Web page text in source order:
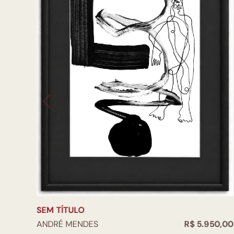
SEM TÍTULO
ANDRÉ MENDES
R$ 5.950,00